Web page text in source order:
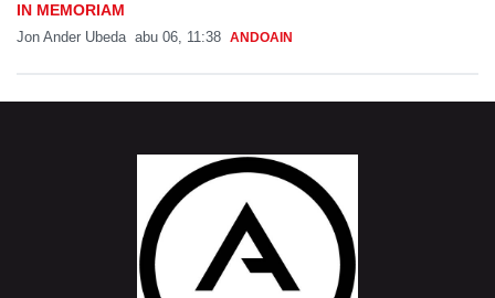
IN MEMORIAM
Jon Ander Ubeda abu 06, 11:38 ANDOAIN